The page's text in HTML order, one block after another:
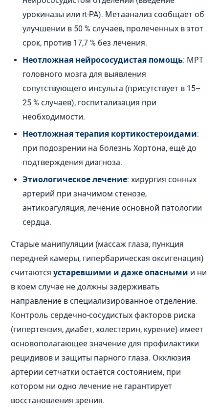
урокиназы или rt-PA). Метаанализ сообщает об
улучшении в 50 % случаев, пролеченных в этот
срок, против 17,7 % без лечения.
Неотложная нейрососудистая помощь: МРТ
головного мозга для выявления
сопутствующего инсульта (присутствует в 15–
25 % случаев), госпитализация при
необходимости.
Неотложная терапия кортикостероидами:
при подозрении на болезнь Хортона, ещё до
подтверждения диагноза.
Этиологическое лечение: хирургия сонных
артерий при значимом стенозе,
антикоагуляция, лечение основной патологии
сердца.
Старые манипуляции (массаж глаза, пункция
передней камеры, гипербарическая оксигенация)
считаютсяустаревшими и даже опасными и ни
в коем случае не должны задерживать
направление в специализированное отделение.
Контроль сердечно-сосудистых факторов риска
(гипертензия, диабет, холестерин, курение) имеет
основополагающее значение для профилактики
рецидивов и защиты парного глаза. Окклюзия
артерии сетчатки остаётся состоянием, при
котором ни одно лечение не гарантирует
восстановления зрения.